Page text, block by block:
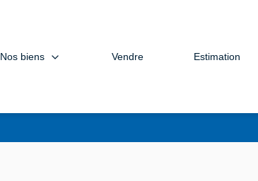
Nos biens Vendre Estimation